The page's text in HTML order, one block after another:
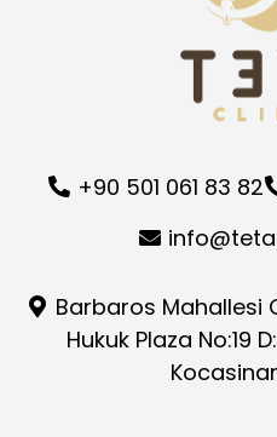
+90 501 061 83 82
Barbaros Mahallesi
Hukuk Plaza No:19